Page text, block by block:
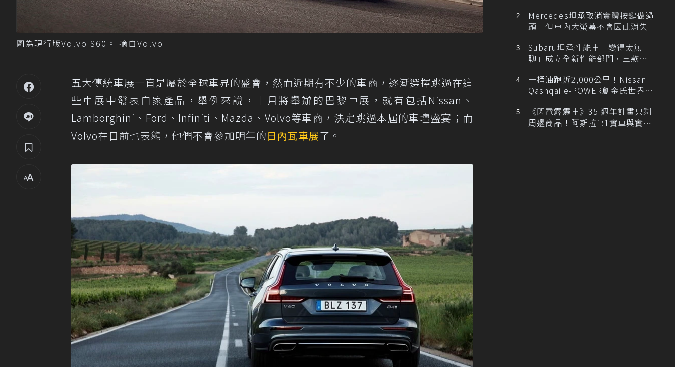
圖為現行版Volvo S60。 摘自Volvo
五大傳統車展一直是屬於全球車界的盛會，然而近期有不少的車商，逐漸選擇跳過在這
些車展中發表自家產品，舉例來說，十月將舉辦的巴黎車展，就有包括Nissan、
Lamborghini、Ford、Infiniti、Mazda、Volvo等車商，決定跳過本屆的車壇盛宴；而
Volvo在日前也表態，他們不會參加明年的日內瓦車展了。
Mercedes坦承取消實體按鍵做過
頭 但車內大螢幕不會因此消失
Subaru坦承性能車「變得太無
聊」成立全新性能部門，三款手
一桶油跑近2,000公里！Nissan
Qashqai e-POWER創金氏世界紀
《閃電霹靂車》35 週年計畫只剩
周邊商品！阿斯拉1:1實車與實體